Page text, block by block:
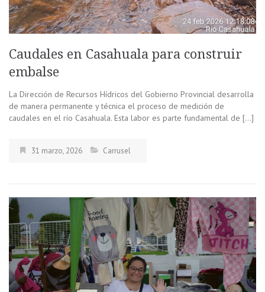
Caudales en Casahuala para construir
embalse
La Dirección de Recursos Hídricos del Gobierno Provincial desarrolla
de manera permanente y técnica el proceso de medición de
caudales en el río Casahuala. Esta labor es parte fundamental de […]
31 marzo, 2026 Carrusel